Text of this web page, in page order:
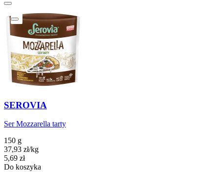
SEROVIA
Ser Mozzarella tarty
150 g
37,93 zł/kg
Cena
5,69 zł
Do koszyka